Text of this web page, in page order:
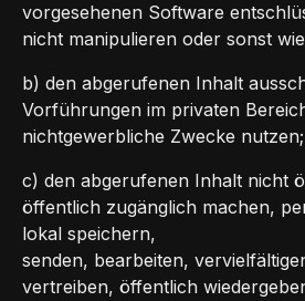
vorgesehenen Software
nicht manipulieren oder sonst
b) den abgerufenen Inhalt
Vorführungen im privaten
nichtgewerbliche Zwecke nutzen;
c) den abgerufenen Inhalt nicht
öffentlich zugänglich machen,
lokal speichern,
senden, bearbeiten,
vertreiben, öffentlich